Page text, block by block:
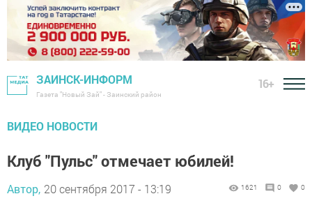
ЗАИНСК-ИНФОРМ
Газета "Новый Зай" - Заинский район
16+
ВИДЕО НОВОСТИ
Клуб "Пульс" отмечает юбилей!
Автор, 20 сентября 2017 - 13:19 1621 0 0